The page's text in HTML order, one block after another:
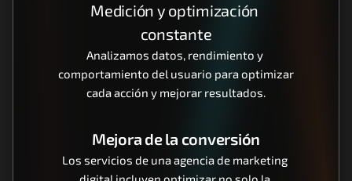
Medición y optimización
constante
Analizamos datos, rendimiento y
comportamiento del usuario para optimizar
cada acción y mejorar resultados.
Mejora de la conversión
Los servicios de una agencia de marketing